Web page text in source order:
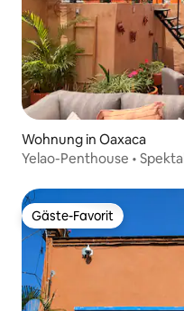
Wohnung in Oaxaca
Yelao-Penthouse •
Gäste-Favorit
Gäste-Favorit